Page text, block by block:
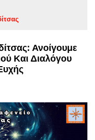
Ανοίγουμε
Και Διαλόγου